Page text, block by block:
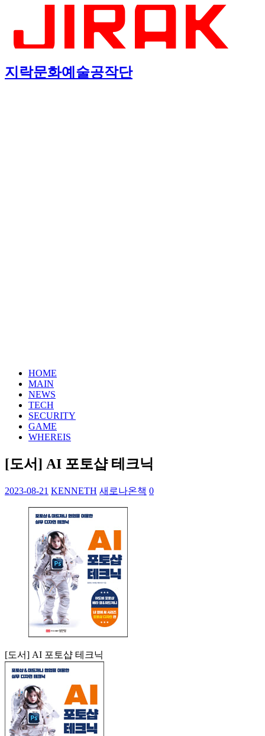
지락문화예술공작단
HOME
MAIN
NEWS
TECH
SECURITY
GAME
WHEREIS
[도서] AI 포토샵 테크닉
2023-08-21 KENNETH 새로나온책 0
[도서] AI 포토샵 테크닉